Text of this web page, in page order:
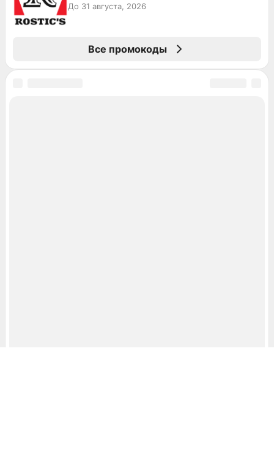
До 31 августа, 2026
Все промокоды